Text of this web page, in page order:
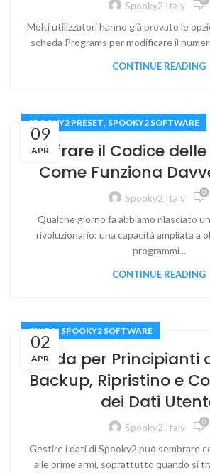
Spooky2 Italy
Molti utilizzatori hanno già provato le
scheda Programs per modificare il
CONTINUE READING
09
APR
SPOOKY2 PRESET, SPOOKY2 SOFTWARE
Decifrare il Codice
Come Funziona
Spooky2 Italy 0
Qualche giorno fa abbiamo rilasciato
rivoluzionario: una capacità ampliata a
programmi...
CONTINUE READING
02
APR
GUIDA, SPOOKY2 SOFTWARE
Guida per Principianti
Backup, Ripristino e
dei Dati
Spooky2 Italy 0
Gestire i dati di Spooky2 può sembrare
alle prime armi, soprattutto quando si